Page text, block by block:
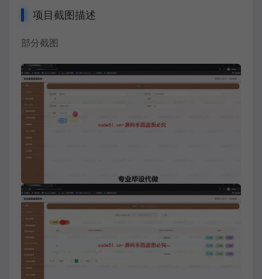
项目截图描述
部分截图